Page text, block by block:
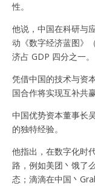
性。
他说，中国在科研与
动《数字经济蓝图》
济占 GDP 四分之一。
凭借中国的技术与资
国合作将实现互补共
中国优势资本董事长
的独特经验。
他指出，在数字化时
路，例如美团丶饿了
态；滴滴在中国丶